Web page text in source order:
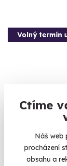
Ctíme
Náš web
procházení
obsahu a
Volný termín
Jízda v
Zlatý americký
Černice